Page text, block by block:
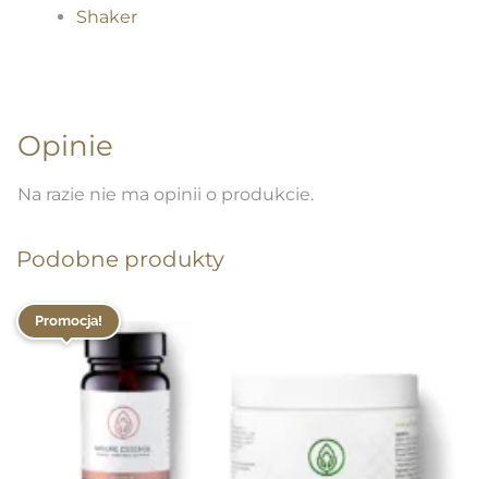
Shaker
Opinie
Na razie nie ma opinii o produkcie.
Podobne produkty
Promocja!